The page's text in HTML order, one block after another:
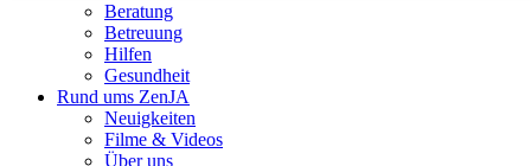
Beratung
Betreuung
Hilfen
Gesundheit
Rund ums ZenJA
Neuigkeiten
Filme & Videos
Über uns